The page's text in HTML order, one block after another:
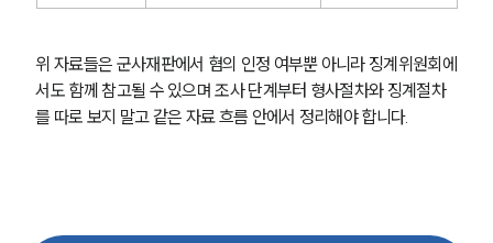
위 자료들은 군사재판에서 혐의 인정 여부뿐 아니라 징계위원회에
서도 함께 참고될 수 있으며 조사 단계부터 형사절차와 징계절차
를 따로 보지 말고 같은 자료 흐름 안에서 정리해야 합니다.